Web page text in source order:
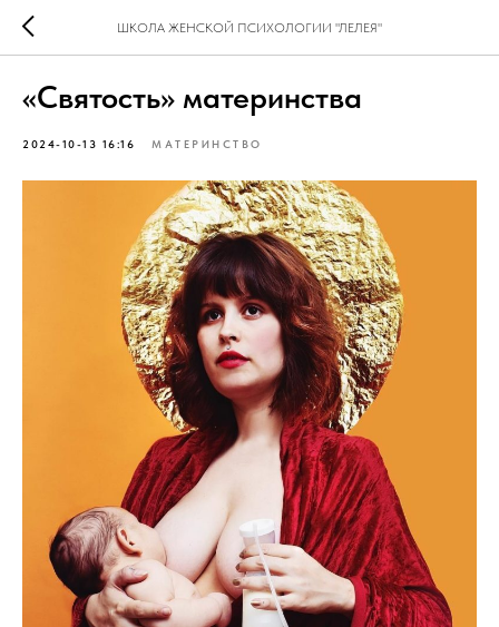
ШКОЛА ЖЕНСКОЙ ПСИХОЛОГИИ "ЛЕЛЕЯ"
«Святость» материнства
2024-10-13 16:16 МАТЕРИНСТВО